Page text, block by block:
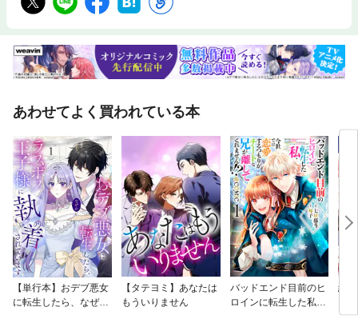
あわせてよく買われている本
【単行本】おデブ悪女
に転生したら、なぜか
【タテヨミ】あなたは
もういりません
バッドエンド目前のヒ
ロインに転生した私、
結